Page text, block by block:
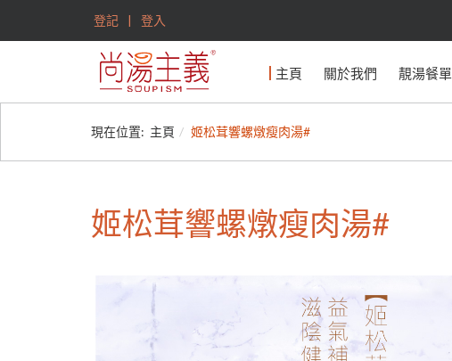
登記 登入
主頁 關於我們 靚湯餐單
現在位置: 主頁 姬松茸響螺燉瘦肉湯#
姬松茸響螺燉瘦肉湯#